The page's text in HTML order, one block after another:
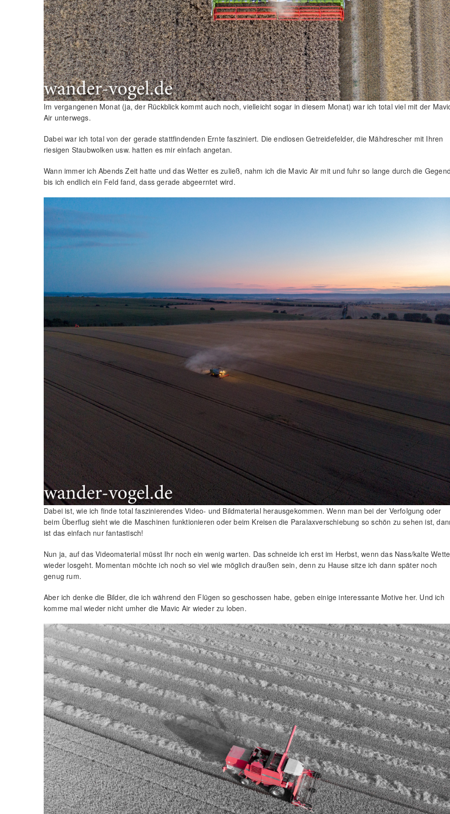
Im vergangenen Monat (ja, der Rückblick kommt auch noch, vielleicht sogar in diesem Monat) war ich total viel mit der
Air unterwegs.
Dabei war ich total von der gerade stattfindenden Ernte fasziniert. Die endlosen Getreidefelder, die Mähdrescher mit Ihren
riesigen Staubwolken usw. hatten es mir einfach angetan.
Wann immer ich Abends Zeit hatte und das Wetter es zuließ, nahm ich die Mavic Air mit und fuhr so lange durch die
bis ich endlich ein Feld fand, dass gerade abgeerntet wird.
Dabei ist, wie ich finde total faszinierendes Video- und Bildmaterial herausgekommen. Wenn man bei der Verfolgung oder
beim Überflug sieht wie die Maschinen funktionieren oder beim Kreisen die Paralaxverschiebung so schön zu sehen ist,
ist das einfach nur fantastisch!
Nun ja, auf das Videomaterial müsst Ihr noch ein wenig warten. Das schneide ich erst im Herbst, wenn das Nass/kalte
wieder losgeht. Momentan möchte ich noch so viel wie möglich draußen sein, denn zu Hause sitze ich dann später noch
genug rum.
Aber ich denke die Bilder, die ich während den Flügen so geschossen habe, geben einige interessante Motive her. Und ich
komme mal wieder nicht umher die Mavic Air wieder zu loben.